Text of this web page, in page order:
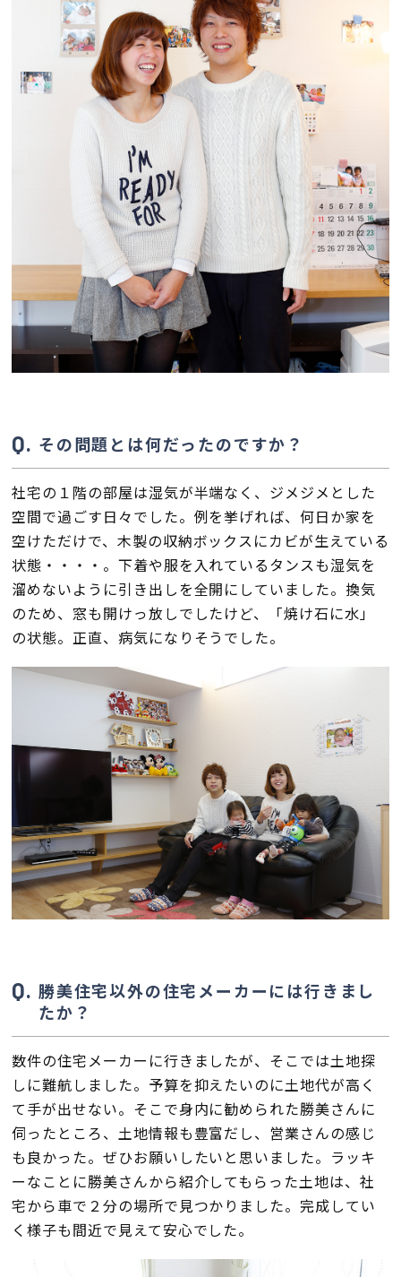
モデルハウス紹介
お客様の声
スタッフ紹介
KATSUMIの
採用情報
家づくりサポート
土地の上手な探し方
設計・施工品質管理
検査・アフターメンテナンス
家づくりのスケジュール
よくあるご質問 店舗紹介
スタッフブログ ZEH普及目標
ポリシー
ソーシャルメディアポリ
その問題とは何だったのですか？
社宅の１階の部屋は湿気が半端なく、ジメジメとした
空間で過ごす日々でした。例を挙げれば、何日か家を
空けただけで、木製の収納ボックスにカビが生えている
状態・・・・。下着や服を入れているタンスも湿気を
溜めないように引き出しを全開にしていました。換気
のため、窓も開けっ放しでしたけど、「焼け石に水」
の状態。正直、病気になりそうでした。
勝美住宅以外の住宅メーカーには行きまし
たか？
数件の住宅メーカーに行きましたが、そこでは土地探
しに難航しました。予算を抑えたいのに土地代が高く
て手が出せない。そこで身内に勧められた勝美さんに
伺ったところ、土地情報も豊富だし、営業さんの感じ
も良かった。ぜひお願いしたいと思いました。ラッキ
ーなことに勝美さんから紹介してもらった土地は、社
宅から車で２分の場所で見つかりました。完成してい
く様子も間近で見えて安心でした。